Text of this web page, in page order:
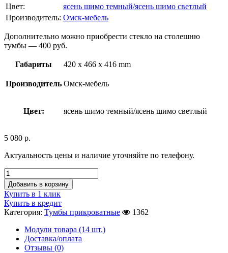
Цвет:
ясень шимо темный/ясень шимо светлый
Производитель: Омск-мебель
Дополнительно можно приобрести стекло на столешню
тумбы — 400 руб.
Габариты 420 x 466 x 416 mm
Производитель Омск-мебель
Цвет: ясень шимо темный/ясень шимо светлый
5 080 р.
Актуальность цены и наличие уточняйте по телефону.
Добавить в корзину
Купить в 1 клик
Купить в кредит
Категория: Тумбы прикроватные
1362
Модули товара (14 шт.)
Доставка/оплата
Отзывы (0)